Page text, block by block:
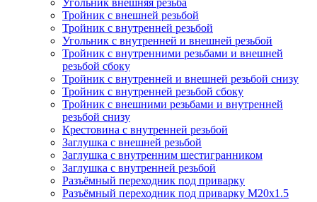
Угольник внешняя резьба
Тройник с внешней резьбой
Тройник с внутренней резьбой
Угольник с внутренней и внешней резьбой
Тройник с внутренними резьбами и внешней
резьбой сбоку
Тройник с внутренней и внешней резьбой снизу
Тройник с внутренней резьбой сбоку
Тройник с внешними резьбами и внутренней
резьбой снизу
Крестовина с внутренней резьбой
Заглушка с внешней резьбой
Заглушка с внутренним шестигранником
Заглушка с внутренней резьбой
Разъёмный переходник под приварку
Разъёмный переходник под приварку М20х1.5